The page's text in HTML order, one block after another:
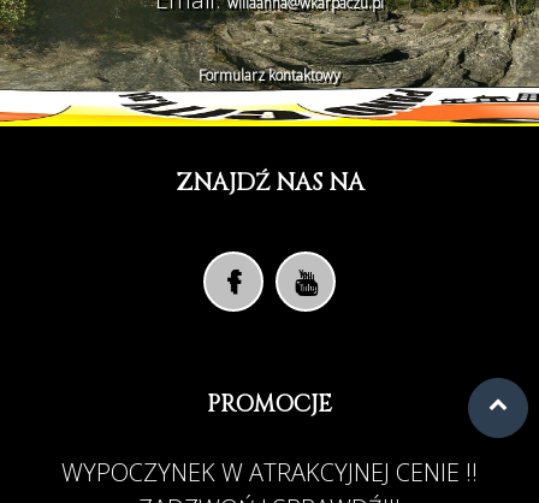
Formularz kontaktowy
ZNAJDŹ NAS NA
PROMOCJE
WYPOCZYNEK W ATRAKCYJNEJ CENIE !!